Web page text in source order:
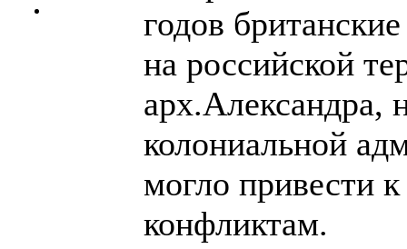
годов
на российской
арх.Александра,
колониальной
могло привести
конфликтам.